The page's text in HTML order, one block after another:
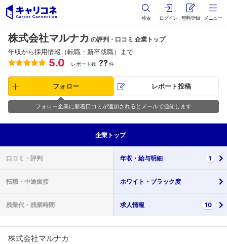
検索 ログイン 無料登録 メニュー
株式会社マルナカ の評判・口コミ 企業トップ
年収から採用情報（転職・新卒就職）まで
5.0 レポート数 ??件
フォロー レポート投稿
フォロー企業に新着口コミが追加されるとメールで通知します
企業 トップ
口コミ・ 評判 年収・ 給与明細 1
転職・ 中途面接 ホワイト・ ブラック度
残業代・ 残業時間 求人情報 10
株式会社マルナカ